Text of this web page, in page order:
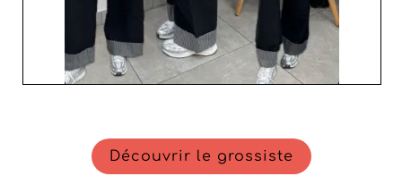
Découvrir le grossiste